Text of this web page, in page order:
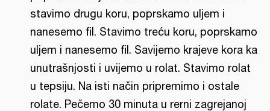
stavimo drugu koru, poprskamo uljem i
nanesemo fil. Stavimo treću koru, poprskamo
uljem i nanesemo fil. Savijemo krajeve kora ka
unutrašnjosti i uvijemo u rolat. Stavimo rolat
u tepsiju. Na isti način pripremimo i ostale
rolate. Pečemo 30 minuta u rerni zagrejanoj